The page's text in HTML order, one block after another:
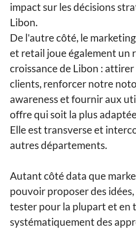
impact sur les décisions
Libon.
De l'autre côté, le
et retail joue également un
croissance de Libon :
clients, renforcer notre
awareness et fournir aux
offre qui soit la plus
Elle est transverse et
autres départements.
Autant côté data que
pouvoir proposer des
tester pour la plupart et en
systématiquement des